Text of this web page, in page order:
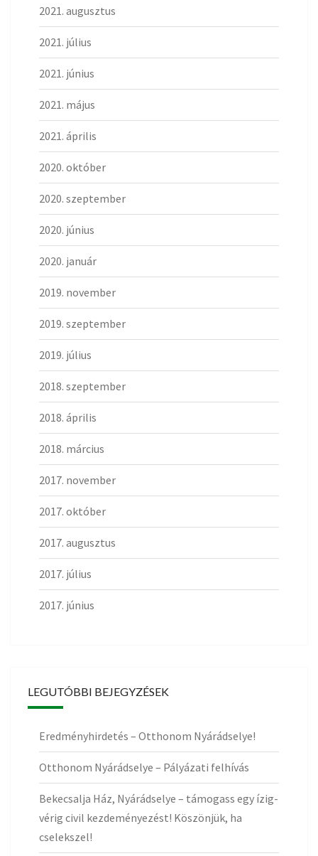
2021. augusztus
2021. július
2021. június
2021. május
2021. április
2020. október
2020. szeptember
2020. június
2020. január
2019. november
2019. szeptember
2019. július
2018. szeptember
2018. április
2018. március
2017. november
2017. október
2017. augusztus
2017. július
2017. június
LEGUTÓBBI BEJEGYZÉSEK
Eredményhirdetés – Otthonom Nyárádselye!
Otthonom Nyárádselye – Pályázati felhívás
Bekecsalja Ház, Nyárádselye – támogass egy ízig-
vérig civil kezdeményezést! Köszönjük, ha
cselekszel!